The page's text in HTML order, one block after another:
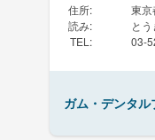
住所:
東京
読み:
と
TEL : 03-
ガム・デンタ